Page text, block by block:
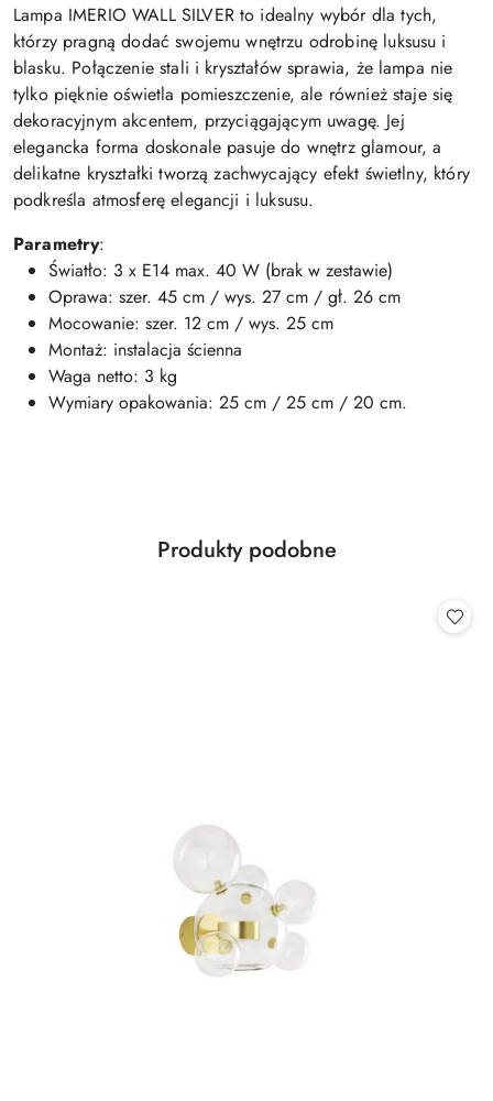
Lampa IMERIO WALL SILVER to idealny wybór dla tych,
którzy pragną dodać swojemu wnętrzu odrobinę luksusu i
blasku. Połączenie stali i kryształów sprawia, że lampa nie
tylko pięknie oświetla pomieszczenie, ale również staje się
dekoracyjnym akcentem, przyciągającym uwagę. Jej
elegancka forma doskonale pasuje do wnętrz glamour, a
delikatne kryształki tworzą zachwycający efekt świetlny, który
podkreśla atmosferę elegancji i luksusu.
Parametry:
Światło: 3 x E14 max. 40 W (brak w zestawie)
Oprawa: szer. 45 cm / wys. 27 cm / gł. 26 cm
Mocowanie: szer. 12 cm / wys. 25 cm
Montaż: instalacja ścienna
Waga netto: 3 kg
Wymiary opakowania: 25 cm / 25 cm / 20 cm.
Pomiń karuzelę produktów
Produkty
Produkty podobne